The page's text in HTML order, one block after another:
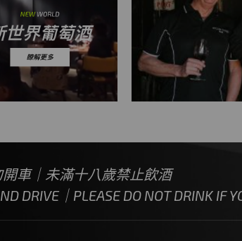
車｜未滿十八歲禁止飲酒
DRIVE｜PLEASE DO NOT DRINK IF